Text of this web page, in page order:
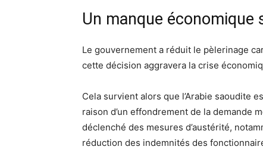
Un manque économique
Le gouvernement a réduit le pèlerinage
cette décision aggravera la crise
Cela survient alors que l’Arabie saoudite
raison d’un effondrement de la demande
déclenché des mesures d’austérité,
réduction des indemnités des